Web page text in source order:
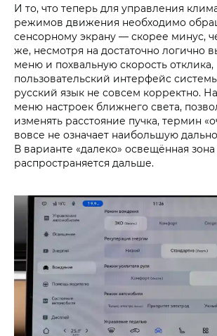
И то, что теперь для управления
режимов движения необходимо
сенсорному экрану — скорее минус,
же, несмотря на достаточно логично
меню и похвальную скорость отклика,
пользовательский интерфейс
русский язык не совсем корректно.
меню настроек ближнего света,
изменять расстояние пучка, термин
вовсе не означает наибольшую
В варианте «далеко» освещённая зона
распространяется дальше.